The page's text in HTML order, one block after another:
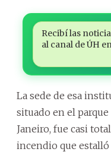
Recibí las
al canal de ÚH
La sede de esa
situado en el parque
Janeiro, fue casi
incendio que